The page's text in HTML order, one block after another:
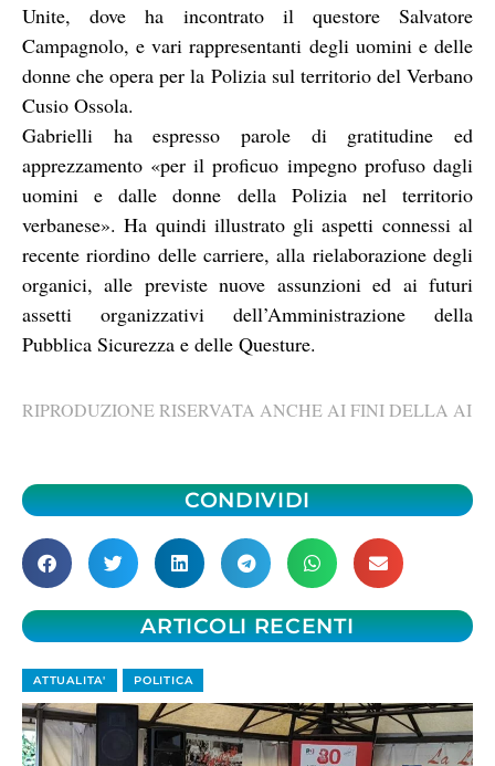
Unite, dove ha incontrato il questore Salvatore
Campagnolo, e vari rappresentanti degli uomini e delle
donne che opera per la Polizia sul territorio del Verbano
Cusio Ossola.
Gabrielli ha espresso parole di gratitudine ed
apprezzamento «per il proficuo impegno profuso dagli
uomini e dalle donne della Polizia nel territorio
verbanese». Ha quindi illustrato gli aspetti connessi al
recente riordino delle carriere, alla rielaborazione degli
organici, alle previste nuove assunzioni ed ai futuri
assetti organizzativi dell’Amministrazione della
Pubblica Sicurezza e delle Questure.
RIPRODUZIONE RISERVATA ANCHE AI FINI DELLA AI
CONDIVIDI
ARTICOLI RECENTI
ATTUALITA' POLITICA